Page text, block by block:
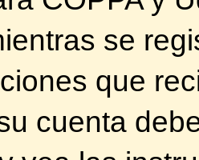
casi siempre,
es que esté
a otra zona
su perfil y defina